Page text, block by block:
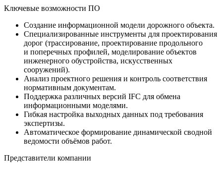
Ключевые возможности ПО
Создание информационной модели дорожного объекта.
Специализированные инструменты для проектирования
дорог (трассирование, проектирование продольного
и поперечных профилей, моделирование объектов
инженерного обустройства, искусственных
сооружений).
Анализ проектного решения и контроль соответствия
нормативным документам.
Поддержка различных версий IFC для обмена
информационными моделями.
Гибкая настройка выходных данных под требования
экспертизы.
Автоматическое формирование динамической сводной
ведомости объёмов работ.
Представители компании